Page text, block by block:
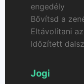
engedély
Bővítsd a
Eltávolítani
Időzített
Jogi